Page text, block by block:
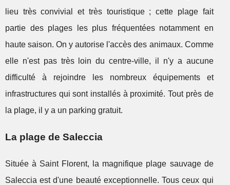
lieu très convivial et très touristique ; cette plage fait
partie des plages les plus fréquentées notamment en
haute saison. On y autorise l'accès des animaux. Comme
elle n'est pas très loin du centre-ville, il n'y a aucune
difficulté à rejoindre les nombreux équipements et
infrastructures qui sont installés à proximité. Tout près de
la plage, il y a un parking gratuit.
La plage de Saleccia
Située à Saint Florent, la magnifique plage sauvage de
Saleccia est d'une beauté exceptionnelle. Tous ceux qui